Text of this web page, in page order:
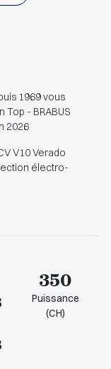
1969 vous
Top - BRABUS
2026
V10 Verado
électro-
350
Puissance
(CH)